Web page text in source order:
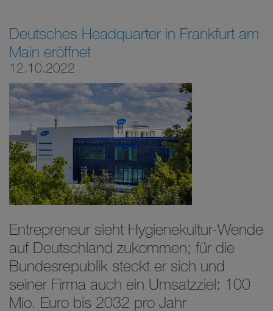
Deutsches Headquarter in Frankfurt am
Main eröffnet
12.10.2022
Entrepreneur sieht Hygienekultur-Wende
auf Deutschland zukommen; für die
Bundesrepublik steckt er sich und
seiner Firma auch ein Umsatzziel: 100
Mio. Euro bis 2032 pro Jahr